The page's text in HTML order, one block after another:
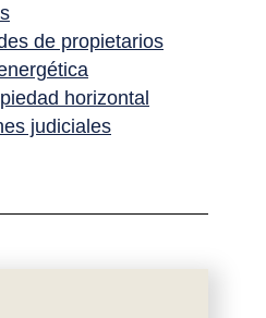
de propietarios
horizontal
judiciales